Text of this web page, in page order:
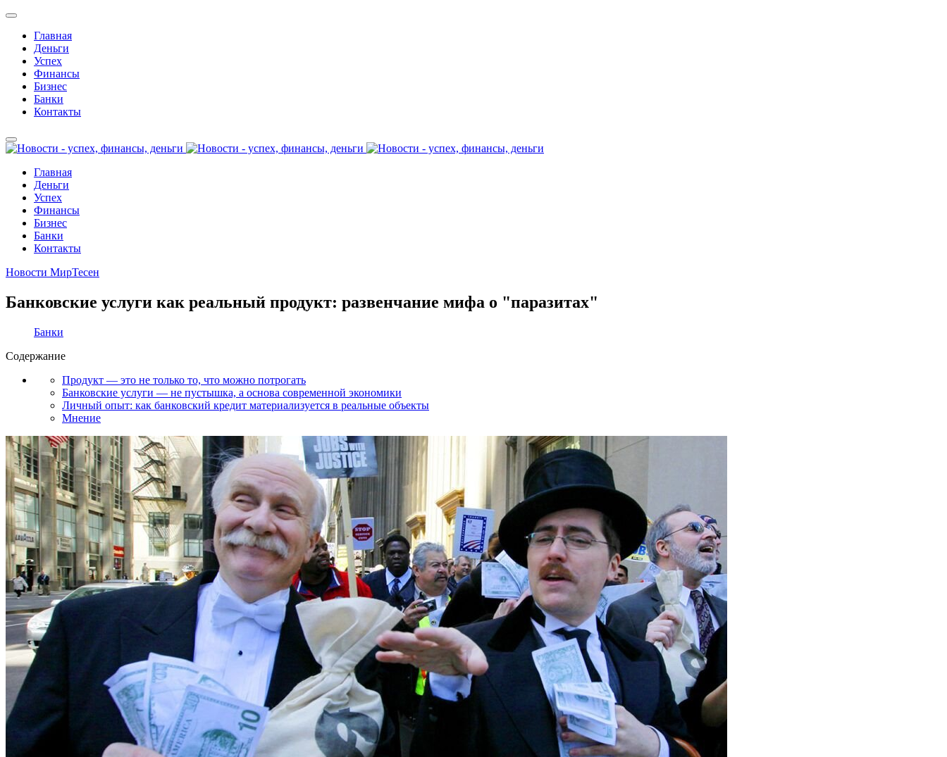
Главная
Деньги
Успех
Финансы
Бизнес
Банки
Контакты
Главная
Деньги
Успех
Финансы
Бизнес
Банки
Контакты
Новости МирТесен
Банковские услуги как реальный продукт: развенчание мифа о "паразитах"
Банки
Содержание
Продукт — это не только то, что можно потрогать
Банковские услуги — не пустышка, а основа современной экономики
Личный опыт: как банковский кредит материализуется в реальные объекты
Мнение